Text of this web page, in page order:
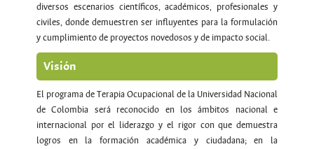
diversos escenarios científicos, académicos, profesionales y
civiles, donde demuestren ser influyentes para la formulación
y cumplimiento de proyectos novedosos y de impacto social.
Visión
El programa de Terapia Ocupacional de la Universidad Nacional
de Colombia será reconocido en los ámbitos nacional e
internacional por el liderazgo y el rigor con que demuestra
logros en la formación académica y ciudadana; en la